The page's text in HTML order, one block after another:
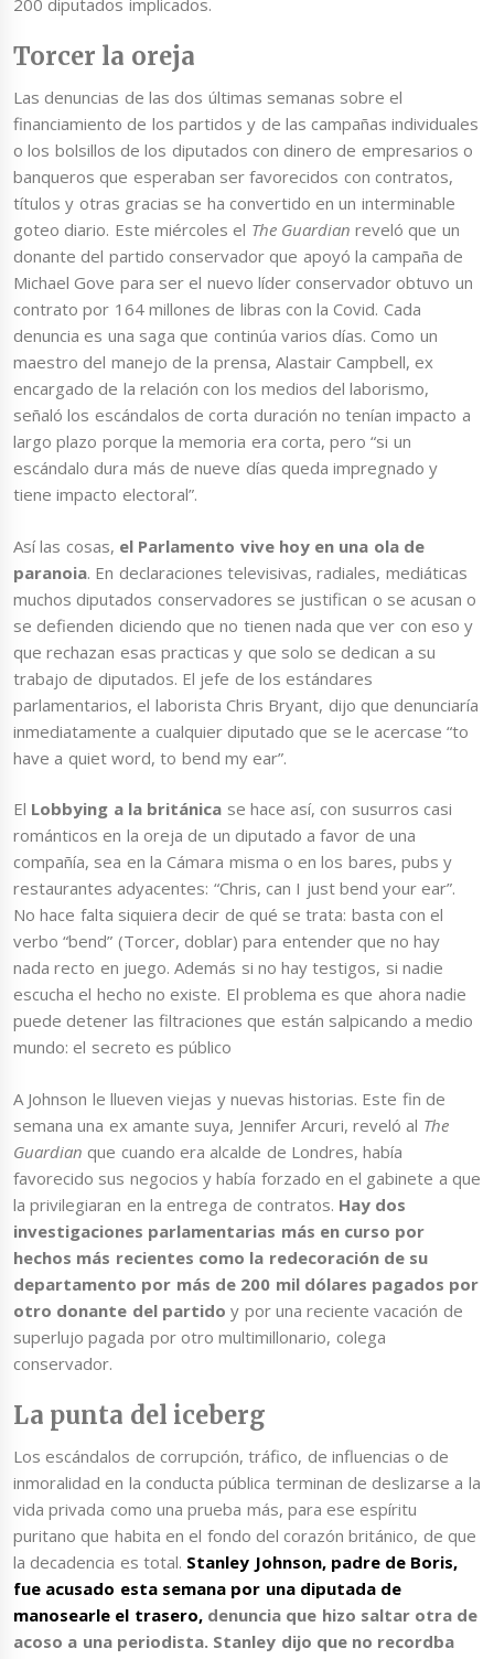
Torcer la oreja
Las denuncias de las dos últimas semanas sobre el
financiamiento de los partidos y de las campañas individuales
o los bolsillos de los diputados con dinero de empresarios o
banqueros que esperaban ser favorecidos con contratos,
títulos y otras gracias se ha convertido en un interminable
goteo diario. Este miércoles el The Guardian reveló que un
donante del partido conservador que apoyó la campaña de
Michael Gove para ser el nuevo líder conservador obtuvo un
contrato por 164 millones de libras con la Covid. Cada
denuncia es una saga que continúa varios días. Como un
maestro del manejo de la prensa, Alastair Campbell, ex
encargado de la relación con los medios del laborismo,
señaló los escándalos de corta duración no tenían impacto a
largo plazo porque la memoria era corta, pero “si un
escándalo dura más de nueve días queda impregnado y
tiene impacto electoral”.
Así las cosas, el Parlamento vive hoy en una ola de
paranoia. En declaraciones televisivas, radiales, mediáticas
muchos diputados conservadores se justifican o se acusan o
se defienden diciendo que no tienen nada que ver con eso y
que rechazan esas practicas y que solo se dedican a su
trabajo de diputados. El jefe de los estándares
parlamentarios, el laborista Chris Bryant, dijo que denunciaría
inmediatamente a cualquier diputado que se le acercase “to
have a quiet word, to bend my ear”.
El Lobbying a la británica se hace así, con susurros casi
románticos en la oreja de un diputado a favor de una
compañía, sea en la Cámara misma o en los bares, pubs y
restaurantes adyacentes: “Chris, can I just bend your ear”.
No hace falta siquiera decir de qué se trata: basta con el
verbo “bend” (Torcer, doblar) para entender que no hay
nada recto en juego. Además si no hay testigos, si nadie
escucha el hecho no existe. El problema es que ahora nadie
puede detener las filtraciones que están salpicando a medio
mundo: el secreto es público
A Johnson le llueven viejas y nuevas historias. Este fin de
semana una ex amante suya, Jennifer Arcuri, reveló al The
Guardian que cuando era alcalde de Londres, había
favorecido sus negocios y había forzado en el gabinete a que
la privilegiaran en la entrega de contratos. Hay dos
investigaciones parlamentarias más en curso por
hechos más recientes como la redecoración de su
departamento por más de 200 mil dólares pagados por
otro donante del partidoy por una reciente vacación de
superlujo pagada por otro multimillonario, colega
conservador.
La punta del iceberg
Los escándalos de corrupción, tráfico, de influencias o de
inmoralidad en la conducta pública terminan de deslizarse a la
vida privada como una prueba más, para ese espíritu
puritano que habita en el fondo del corazón británico, de que
la decadencia es total. Stanley Johnson, padre de Boris,
fue acusado esta semana por una diputada de
manosearle el trasero,denuncia que hizo saltar otra de
acoso a una periodista. Stanley dijo que no recordba